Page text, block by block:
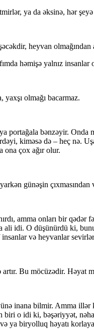
ya da əksinə, hər
heyvan olmağından
həmişə yalnız insanlar
yaxşı olmağı bacarmaz.
bənzəyir. Onda
kiməsə də – heç nə.
ona çox ağır olur.
günəşin
amma onları bir
ali idi. O düşünürdü ki,
və heyvanlar
artır. Bu möcüzədir.
inana bilmir. Amma
o idi ki, bəşəriyyət,
ya biryolluq həyatı